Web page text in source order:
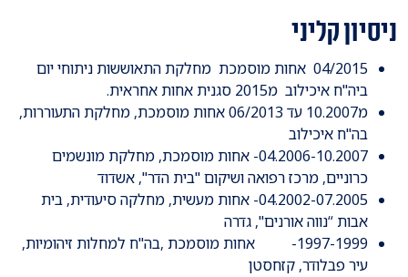
ניסיון קליני
04/2015 אחות מוסמכת מחלקת התאוששות ניתוחי יום
ביה"ח איכילוב מ2015 סגנית אחות אחראית.
מ10.2007 עד 06/2013 אחות מוסמכת, מחלקת התעוררות,
בה"ח איכילוב
04.2006-10.2007- אחות מוסמכת, מחלקת מונשמים
כרוניים, מרכז רפואה ושיקום "בית הדר", אשדוד
04.2002-07.2005- אחות מעשית, מחלקה סיעודית, בית
אבות “נווה אורנים", גדרה
1997-1999- אחות מוסמכת ,בה"ח למחלות זיהומיות,
עיר פבלודר, קזחסטן